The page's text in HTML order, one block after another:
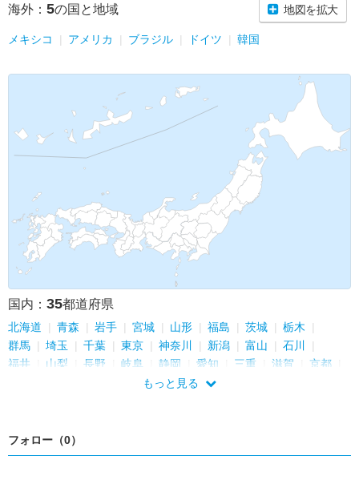
海外： 5の国と地域 地図を拡大
メキシコ アメリカ ブラジル ドイツ 韓国
国内： 35都道府県
北海道 青森 岩手 宮城 山形 福島 茨城
栃木
群馬
埼玉 千葉 東京 神奈川 新潟 富山
石川
福井
山梨 長野 岐阜 静岡 愛知 三重 滋賀
京都
広島 福岡
もっと見る
フォロー（0）